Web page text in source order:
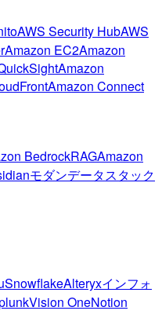
AWS Security HubAWS
Amazon EC2Amazon
Amazon
Amazon Connect
BedrockRAGAmazon
モダンデータスタック
SnowflakeAlteryxインフォ
Vision OneNotion